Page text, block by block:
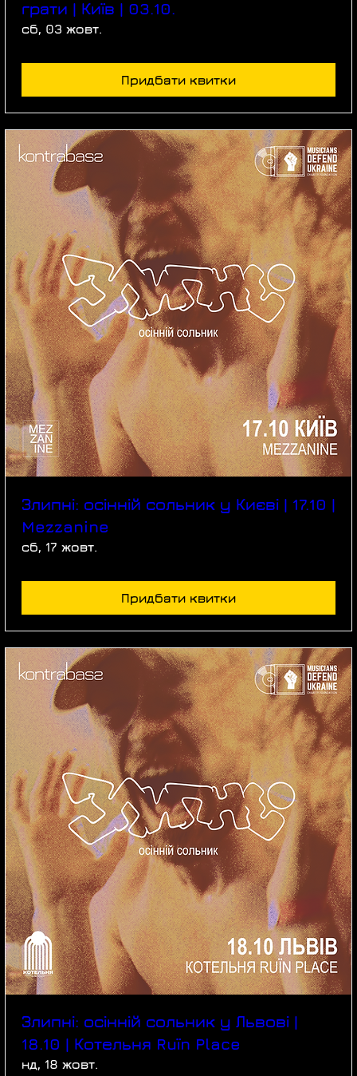
грати | Київ | 03.10.
сб, 03 жовт.
Придбати квитки
Злипні: осінній сольник у Києві | 17.10 |
Mezzanine
сб, 17 жовт.
Придбати квитки
Злипні: осінній сольник у Львові |
18.10 | Котельня Ruїn Place
нд, 18 жовт.